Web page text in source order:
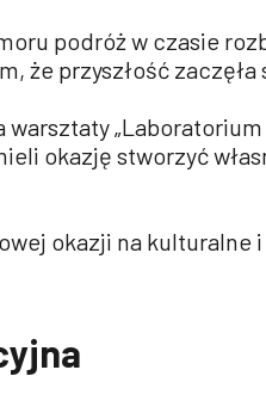
podróż w czasie
że przyszłość
warsztaty
okazję stworzyć
okazji na kulturalne